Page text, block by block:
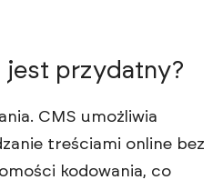
jest przydatny?
CMS umożliwia
treściami online bez
kodowania, co